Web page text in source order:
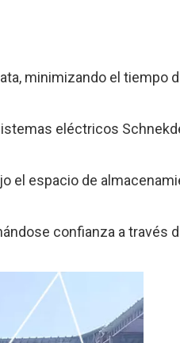
minimizando el tiempo
eléctricos
el espacio de
confianza a través